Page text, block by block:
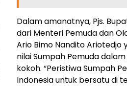
Dalam amanatnya, Pjs.
dari Menteri Pemuda dan
Ario Bimo Nandito
nilai Sumpah Pemuda
kokoh. “Peristiwa Sumpah
Indonesia untuk bersatu di